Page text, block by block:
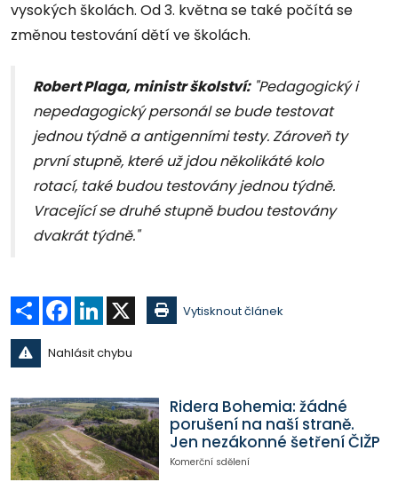
vysokých školách. Od 3. května se také počítá se
změnou testování dětí ve školách.
Robert Plaga, ministr školství:"Pedagogický i
nepedagogický personál se bude testovat
jednou týdně a antigenními testy. Zároveň ty
první stupně, které už jdou několikáté kolo
rotací, také budou testovány jednou týdně.
Vracející se druhé stupně budou testovány
dvakrát týdně."
Sdílet Facebook
LinkedIn Vytisknout článek
Nahlásit chybu
Ridera Bohemia: žádné
porušení na naší straně.
Jen nezákonné šetření ČIŽP
Komerční sdělení